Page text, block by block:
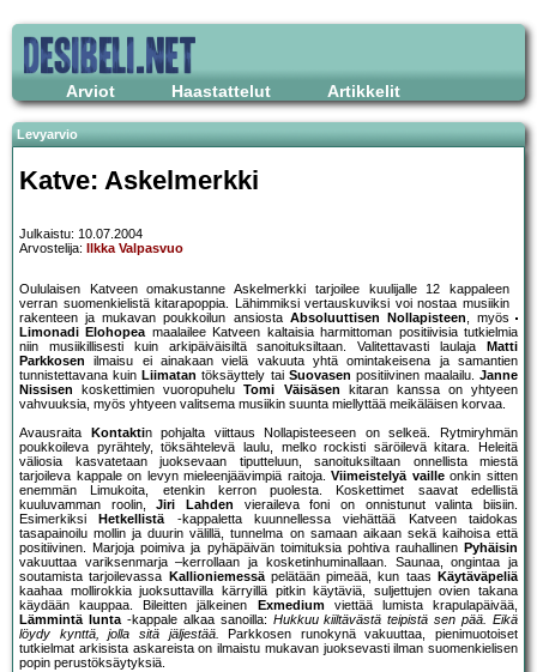
Arviot Haastattelut Artikkelit
Levyarvio
Katve: Askelmerkki
Julkaistu: 10.07.2004
Arvostelija:
Ilkka Valpasvuo
Oululaisen Katveen omakustanne Askelmerkki tarjoilee kuulijalle 12 kappaleen
verran suomenkielistä kitarapoppia. Lähimmiksi vertauskuviksi voi nostaa musiikin
rakenteen ja mukavan poukkoilun ansiosta Absoluuttisen Nollapisteen, myös
Limonadi Elohopeamaalailee Katveen kaltaisia harmittoman positiivisia tutkielmia
niin musiikillisesti kuin arkipäiväisiltä sanoituksiltaan. Valitettavasti laulaja
Matti
Parkkosen ilmaisu ei ainakaan vielä vakuuta yhtä omintakeisena ja samantien
tunnistettavana kuin Liimatan töksäyttely tai Suovasen positiivinen maalailu. Janne
Nissisen koskettimien vuoropuheluTomi Väisäsen kitaran kanssa on yhtyeen
vahvuuksia, myös yhtyeen valitsema musiikin suunta miellyttää meikäläisen korvaa.
Avausraita
Kontaktin pohjalta viittaus Nollapisteeseen on selkeä. Rytmiryhmän
poukkoileva pyrähtely, töksähtelevä laulu, melko rockisti säröilevä kitara. Heleitä
väliosia kasvatetaan juoksevaan tiputteluun, sanoituksiltaan onnellista miestä
tarjoileva kappale on levyn mieleenjäävimpiä raitoja.Viimeistelyä vailleonkin sitten
enemmän Limukoita, etenkin kerron puolesta. Koskettimet saavat edellistä
kuuluvamman roolin,Jiri Lahden vieraileva foni on onnistunut valinta biisiin.
Esimerkiksi
Hetkellistä-kappaletta kuunnellessa viehättää Katveen taidokas
tasapainoilu mollin ja duurin välillä, tunnelma on samaan aikaan sekä kaihoisa että
positiivinen. Marjoja poimiva ja pyhäpäivän toimituksia pohtiva rauhallinen Pyhäisin
vakuuttaa variksenmarja –kerrollaan ja kosketinhuminallaan. Saunaa, ongintaa ja
soutamista tarjoilevassa
Kallioniemessäpelätään pimeää, kun taas
Käytäväpeliä
kaahaa mollirokkia juoksuttavilla kärryillä pitkin käytäviä, suljettujen ovien takana
käydään kauppaa. Bileitten jälkeinen
Exmediumviettää lumista krapulapäivää,
Lämmintä lunta-kappale alkaa sanoilla: Hukkuu kiiltävästä teipistä sen pää. Eikä
löydy kynttä, jolla sitä jäljestää. Parkkosen runokynä vakuuttaa, pienimuotoiset
tutkielmat arkisista askareista on ilmaistu mukavan juoksevasti ilman suomenkielisen
popin perustöksäytyksiä.